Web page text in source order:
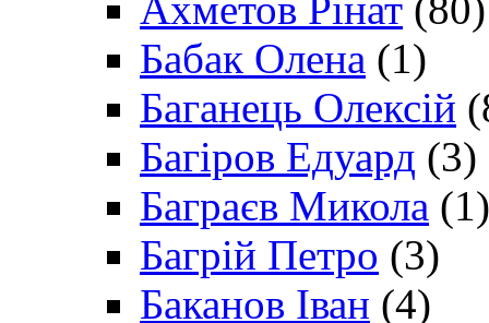
Бабак Олена (1)
Баганець Олексій
Багіров Едуард (3)
Баграєв Микола (1)
Багрій Петро (3)
Баканов Іван (4)